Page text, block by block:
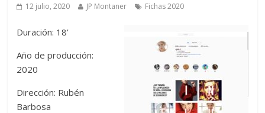
12 julio, 2020 JP Montaner Fichas 2020
Duración: 18’
Año de producción:
2020
Dirección: Rubén
Barbosa